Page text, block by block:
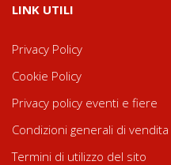
LINK UTILI
Privacy Policy
Cookie Policy
Privacy policy eventi e fiere
Condizioni generali di vendita
Termini di utilizzo del sito